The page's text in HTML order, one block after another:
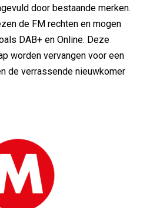
door bestaande merken.
de FM rechten en mogen
DAB+ en Online. Deze
worden vervangen voor een
de verrassende nieuwkomer